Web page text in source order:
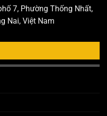
7, Phường Thống Nhất,
Nai, Việt Nam